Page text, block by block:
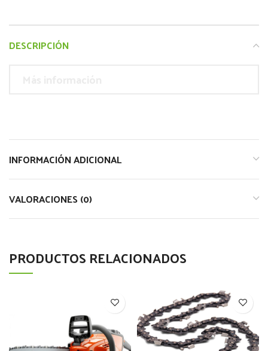
DESCRIPCIÓN
INFORMACIÓN ADICIONAL
VALORACIONES (0)
PRODUCTOS RELACIONADOS